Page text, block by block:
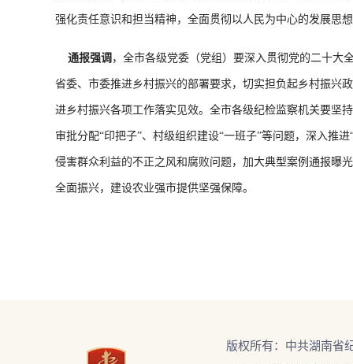
强化责任意识和担当精神，全面贯彻以人民为中心的发展思
通报强调 ，全市各级党委（党组）要深入贯彻党的二十大
省委、市委推进乡村振兴的部署要求，切实担负起乡村振兴
进乡村振兴各项工作落实见效。全市各级纪检监察机关要坚
审批分配“印把子”、村级组织建设“一班子”等问题，深入推
侵害群众利益的不正之风和腐败问题，加大典型案例通报曝
全面振兴，建设农业强市提供坚强保障。
版权所有：中共湖南省